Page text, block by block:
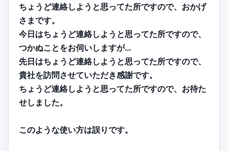
ちょうど連絡しようと思ってた所ですので、おかげ
さまです。
今日はちょうど連絡しようと思ってた所ですので、
つかぬことをお伺いしますが…
先日はちょうど連絡しようと思ってた所ですので、
貴社を訪問させていただき感謝です。
ちょうど連絡しようと思ってた所ですので、お待た
せしました。
このような使い方は誤りです。